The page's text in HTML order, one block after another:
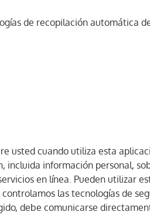
de recopilación automática
usted cuando utiliza esta
información personal,
en línea. Pueden utilizar
las tecnologías de
debe comunicarse